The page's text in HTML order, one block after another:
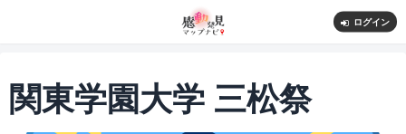
ログイン
関東学園大学 三松祭